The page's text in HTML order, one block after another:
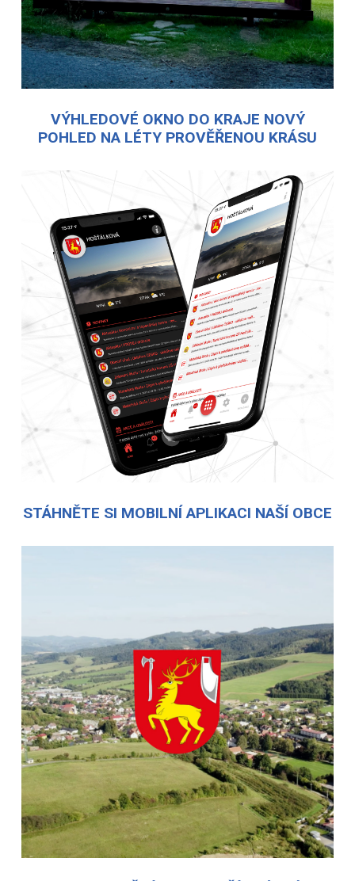
VÝHLEDOVÉ OKNO DO KRAJE NOVÝ
POHLED NA LÉTY PROVĚŘENOU KRÁSU
STÁHNĚTE SI MOBILNÍ APLIKACI NAŠÍ OBCE